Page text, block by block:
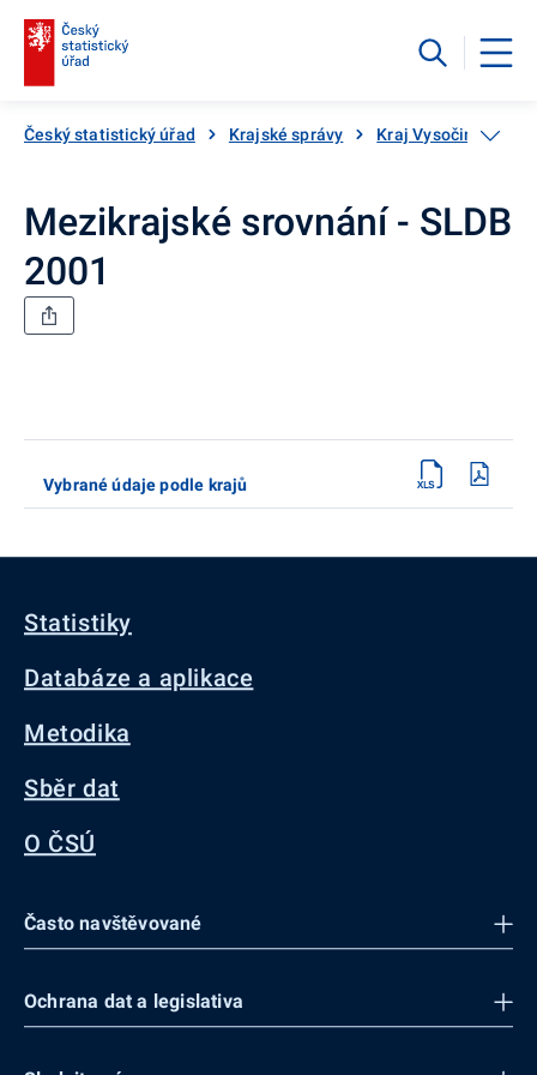
Český statistický úřad Krajské správy Kraj Vysočina
Mezikrajské srovnání - SLDB
2001
Vybrané údaje podle krajů
Statistiky
Databáze a aplikace
Metodika
Sběr dat
O ČSÚ
Často navštěvované
Ochrana dat a legislativa